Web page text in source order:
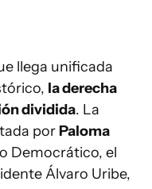
llega unificada
la derecha
dividida. La
por Paloma
Democrático, el
Álvaro Uribe,